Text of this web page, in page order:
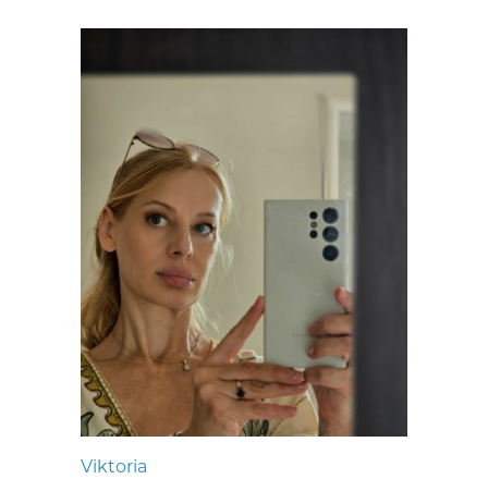
Viktoria